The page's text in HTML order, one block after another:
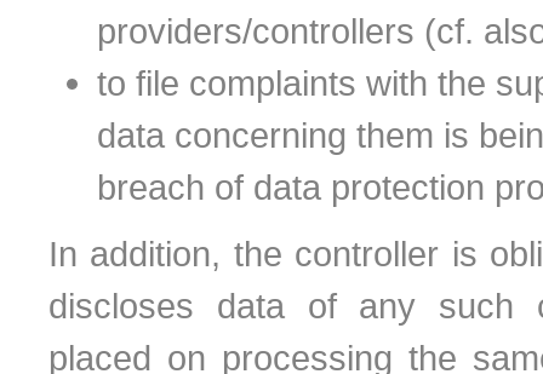
providers/controllers (cf.
to file complaints with the
data concerning them is
breach of data protection
In addition, the controller is
discloses data of any such
placed on processing the